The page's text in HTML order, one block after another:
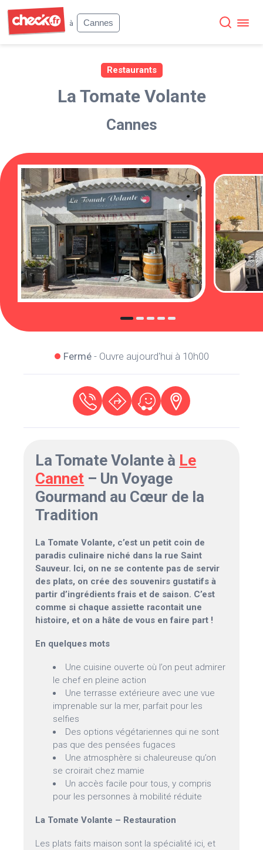
à
Cannes
Restaurants
La Tomate Volante
Cannes
Fermé- Ouvre aujourd'hui à 10h00
La Tomate Volante à Le
Cannet – Un Voyage
Gourmand au Cœur de la
Tradition
La Tomate Volante, c’est un petit coin de
paradis culinaire niché dans la rue Saint
Sauveur. Ici, on ne se contente pas de servir
des plats, on crée des souvenirs gustatifs à
partir d’ingrédients frais et de saison. C’est
comme si chaque assiette racontait une
histoire, et on a hâte de vous en faire part !
En quelques mots
Une cuisine ouverte où l’on peut admirer
le chef en pleine action
Une terrasse extérieure avec une vue
imprenable sur la mer, parfait pour les
selfies
Des options végétariennes qui ne sont
pas que des pensées fugaces
Une atmosphère si chaleureuse qu’on
se croirait chez mamie
Un accès facile pour tous, y compris
pour les personnes à mobilité réduite
La Tomate Volante – Restauration
Les plats faits maison sont la spécialité ici, et